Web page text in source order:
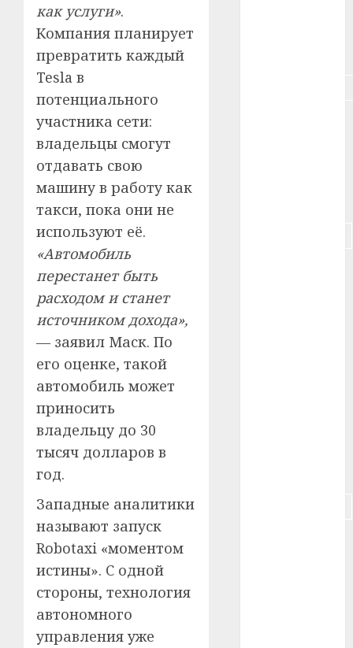
как услуги».
Компания планирует
превратить каждый
Tesla в
потенциального
участника сети:
владельцы смогут
отдавать свою
машину в работу как
такси, пока они не
используют её.
«Автомобиль
перестанет быть
расходом и станет
источником дохода»,
— заявил Маск. По
его оценке, такой
автомобиль может
приносить
владельцу до 30
тысяч долларов в
год.
Западные аналитики
называют запуск
Robotaxi «моментом
истины». С одной
стороны, технология
автономного
управления уже